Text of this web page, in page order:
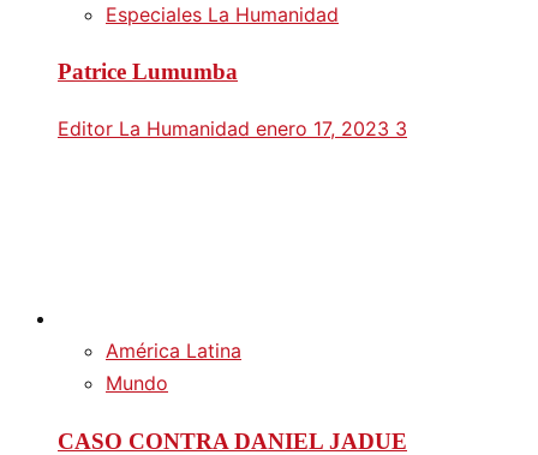
Especiales La Humanidad
Patrice Lumumba
Editor La Humanidad enero 17, 2023 3
América Latina
Mundo
CASO CONTRA DANIEL JADUE